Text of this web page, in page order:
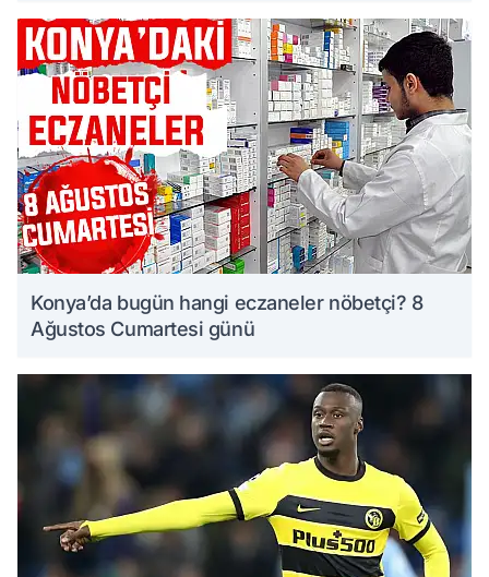
Konya’da bugün hangi eczaneler nöbetçi? 8
Ağustos Cumartesi günü